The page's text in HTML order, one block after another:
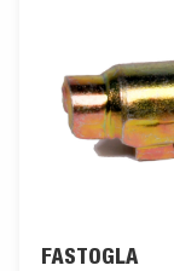
FÄSTÖGLA